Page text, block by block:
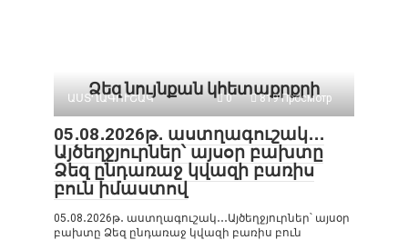
Ձեզ նույնքան կհետաքրքրի
ԱՍՏՂԱԳՈՒՇԱԿ 0 819 Просмотр
05․08․2026թ․ աստղագուշակ․․․
Այծեղջյուրներ՝ այսօր բախտը
Ձեզ ընդառաջ կվազի բառիս
բուն իմաստով
05․08․2026թ․ աստղագուշակ․․․Այծեղջյուրներ՝ այսօր
բախտը Ձեզ ընդառաջ կվազի բառիս բուն